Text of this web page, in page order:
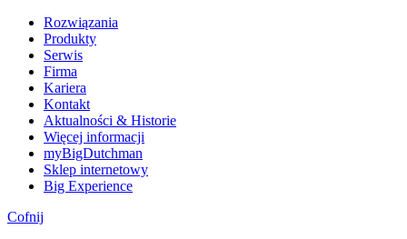
Rozwiązania
Produkty
Serwis
Firma
Kariera
Kontakt
Aktualności & Historie
Więcej informacji
myBigDutchman
Sklep internetowy
Big Experience
Cofnij